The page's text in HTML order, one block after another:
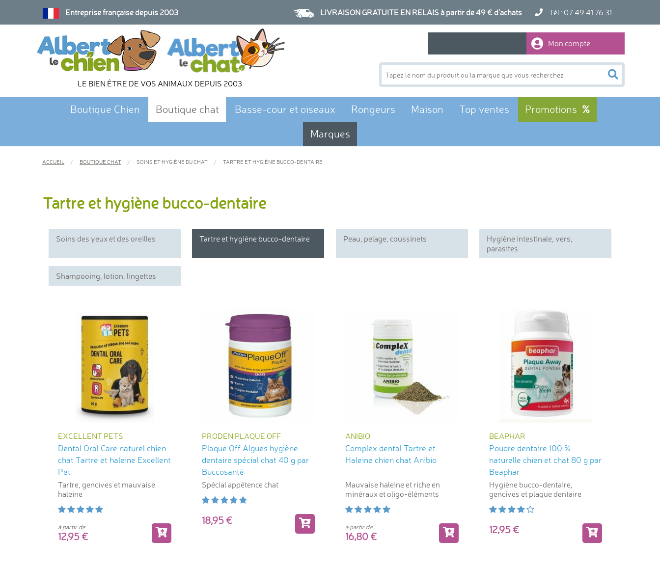
Entreprise française depuis 2003 LIVRAISON GRATUITE EN RELAIS à partir de 49 € d'achats Tél : 07 49 41 76 31
LE BIEN ÊTRE DE VOS ANIMAUX DEPUIS 2003
Mon compte
Boutique Chien Boutique chat Basse-cour et oiseaux Rongeurs Maison Top ventes
Promotions
Marques
ACCUEIL BOUTIQUE CHAT SOINS ET HYGIÈNE DU CHAT TARTRE ET HYGIÈNE BUCCO-DENTAIRE
Tartre et hygiène bucco-dentaire
Soins des yeux et des oreilles Tartre et hygiène bucco-dentaire Peau, pelage, coussinets
Hygiène intestinale, vers,
parasites
Shampooing, lotion, lingettes
EXCELLENT PETS
Dental Oral Care naturel chien
chat Tartre et haleine Excellent
Pet
Tartre, gencives et mauvaise
haleine
à partir de
12,95
PRODEN PLAQUE OFF
Plaque Off Algues hygiène
dentaire spécial chat 40 g par
Buccosanté
Spécial appétence chat
18,95
ANIBIO
Complex dental Tartre et
Haleine chien chat Anibio
Mauvaise haleine et riche en
minéraux et oligo-éléments
à partir de
16,80
BEAPHAR
Poudre dentaire 100 %
naturelle chien et chat 80 g par
Beaphar
Hygiène bucco-dentaire,
gencives et plaque dentaire
12,95